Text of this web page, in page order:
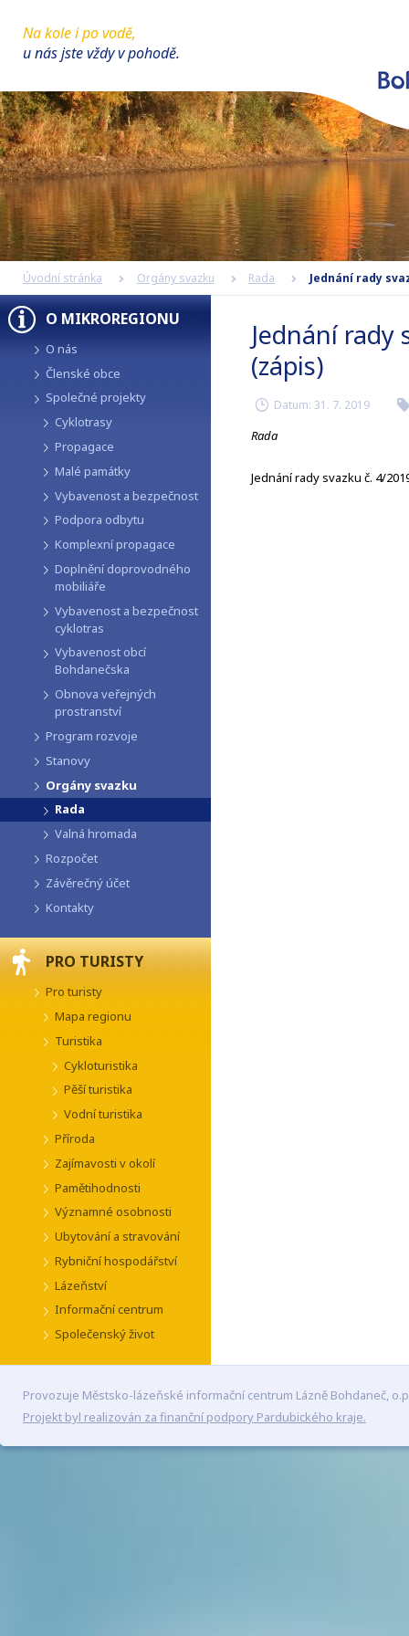
Na kole i po vodě,
u nás jste vždy v pohodě.
Úvodní stránka Orgány svazku Rada Jednání rady
O MIKROREGIONU
O nás
Členské obce
Společné projekty
Cyklotrasy
Propagace
Malé památky
Vybavenost a bezpečnost
Podpora odbytu
Komplexní propagace
Doplnění doprovodného
mobiliáře
Vybavenost a bezpečnost
cyklotras
Vybavenost obcí
Bohdanečska
Obnova veřejných
prostranství
Program rozvoje
Stanovy
Orgány svazku
Rada
Valná hromada
Rozpočet
Závěrečný účet
Kontakty
PRO TURISTY
Pro turisty
Mapa regionu
Turistika
Cykloturistika
Pěší turistika
Vodní turistika
Příroda
Zajímavosti v okolí
Pamětihodnosti
Významné osobnosti
Ubytování a stravování
Rybniční hospodářství
Lázeňství
Informační centrum
Společenský život
Jednání rady
(zápis)
r Datum: 31. 7. 2019
Rada
Jednání rady svazku č. 4/
Provozuje Městsko-lázeňské informační centrum Lázně Bohdaneč,
Projekt byl realizován za finanční podpory Pardubického kraje.